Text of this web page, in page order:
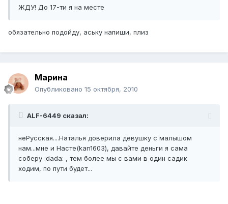
ЖДУ! До 17-ти я на месте
обязательно подойду, аську напиши, плиз
Марина
Опубликовано 15 октября, 2010
ALF-6449 сказал:
неРусская....Наталья доверила девушку с малышом
нам...мне и Насте(kan1603), давайте деньги я сама
соберу :dada: , тем более мы с вами в один садик
ходим, по пути будет...